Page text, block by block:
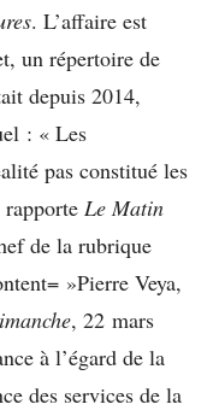
. L’affaire est
un répertoire de
depuis 2014,
: « Les
pas constitué les
Le Matin
de la rubrique
»Pierre Veya,
, 22 mars
à l’égard de la
des services de la